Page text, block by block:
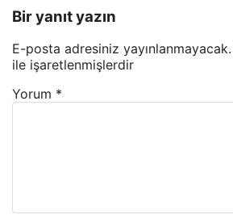
Bir yanıt yazın
E-posta adresiniz yayınlanmayacak.
ile işaretlenmişlerdir
Yorum *